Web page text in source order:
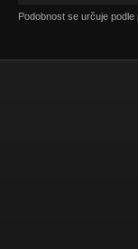
Podobnost se určuje